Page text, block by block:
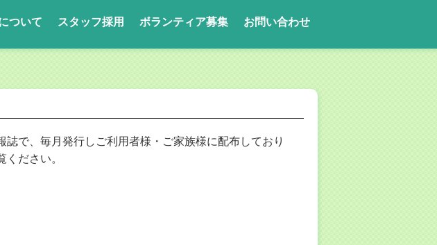
ついて スタッフ採用 ボランティア募集 お問い合わせ
で、毎月発行しご利用者様・ご家族様に配布しており
ださい。